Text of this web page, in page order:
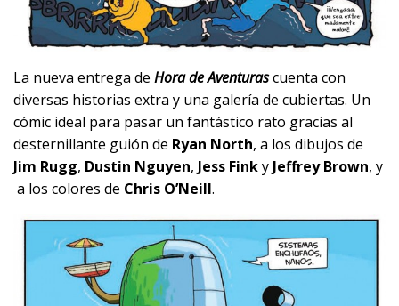
La nueva entrega de Hora de Aventurascuenta con
diversas historias extra y una galería de cubiertas. Un
cómic ideal para pasar un fantástico rato gracias al
desternillante guión de Ryan North, a los dibujos de
Jim Rugg, Dustin Nguyen, Jess Finky Jeffrey Brown, y
a los colores de Chris O’Neill.